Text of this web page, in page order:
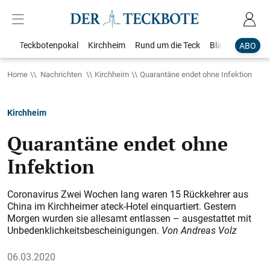
ABO
Teckbotenpokal Kirchheim Rund um die Teck Blaulicht
Home Nachrichten Kirchheim Quarantäne endet ohne Infektion
Kirchheim
Quarantäne endet ohne
Infektion
Coronavirus Zwei Wochen lang waren 15 Rückkehrer aus
China im Kirchheimer ateck-Hotel einquartiert. Gestern
Morgen wurden sie allesamt entlassen – ausgestattet mit
Unbedenklichkeitsbescheinigungen. Von Andreas Volz
06.03.2020